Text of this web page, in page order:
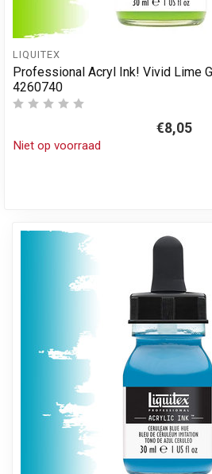
LIQUITEX
Professional Acryl Ink! Vivid Lime
4260740
€8,05
Niet op voorraad